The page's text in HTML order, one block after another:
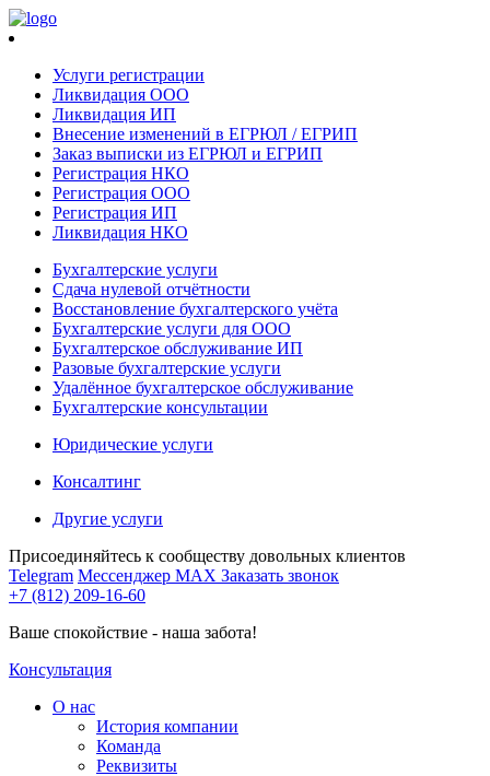
Услуги регистрации
Ликвидация ООО
Ликвидация ИП
Внесение изменений в ЕГРЮЛ / ЕГРИП
Заказ выписки из ЕГРЮЛ и ЕГРИП
Регистрация НКО
Регистрация ООО
Регистрация ИП
Ликвидация НКО
Бухгалтерские услуги
Сдача нулевой отчётности
Восстановление бухгалтерского учёта
Бухгалтерские услуги для ООО
Бухгалтерское обслуживание ИП
Разовые бухгалтерские услуги
Удалённое бухгалтерское обслуживание
Бухгалтерские консультации
Юридические услуги
Консалтинг
Другие услуги
Присоединяйтесь к сообществу довольных клиентов
Telegram Мессенджер MAX Заказать звонок
+7 (812) 209-16-60
Ваше спокойствие - наша забота!
Консультация
О нас
История компании
Команда
Реквизиты